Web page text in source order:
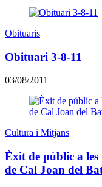
Obituaris
Obituari 3-8-11
03/08/2011
Cultura i Mitjans
Èxit de públic a les
de Cal Joan del